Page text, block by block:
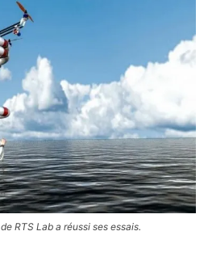
RTS Lab a réussi ses essais.